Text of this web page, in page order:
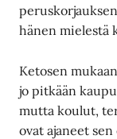
hänen mielestä
Ketosen
jo pitkään
mutta koulut,
ovat ajaneet